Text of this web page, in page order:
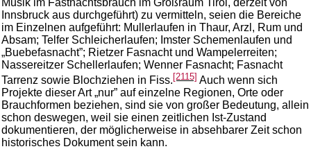
Innsbruck aus durchgeführt) zu vermitteln, seien die Bereiche
im Einzelnen aufgeführt: Mullerlaufen in Thaur, Arzl, Rum und
Absam; Telfer Schleicherlaufen; Imster Schemenlaufen und
„Buebefasnacht”; Rietzer Fasnacht und Wampelerreiten;
Nassereitzer Schellerlaufen; Wenner Fasnacht; Fasnacht
Tarrenz sowie Blochziehen in Fiss.[2115] Auch wenn sich
Projekte dieser Art „nur” auf einzelne Regionen, Orte oder
Brauchformen beziehen, sind sie von großer Bedeutung, allein
schon deswegen, weil sie einen zeitlichen Ist-Zustand
dokumentieren, der möglicherweise in absehbarer Zeit schon
historisches Dokument sein kann.